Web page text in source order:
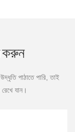
করুন
পাঠাতে পারি, তাই
যান।